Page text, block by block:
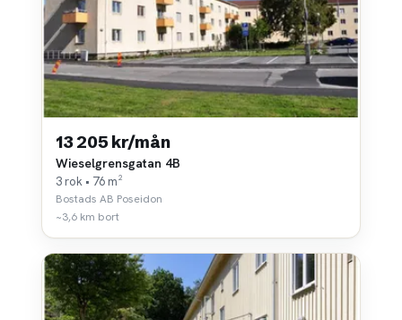
13 205 kr/mån
Wieselgrensgatan 4B
3 rok • 76 m²
Bostads AB Poseidon
~3,6 km bort